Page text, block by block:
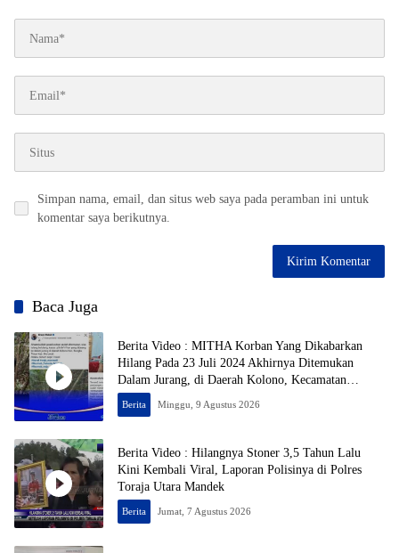
Simpan nama, email, dan situs web saya pada peramban ini untuk
komentar saya berikutnya.
Baca Juga
Berita Video : MITHA Korban Yang Dikabarkan
Hilang Pada 23 Juli 2024 Akhirnya Ditemukan
Dalam Jurang, di Daerah Kolono, Kecamatan
Bungku Timur, Kabupaten Morowali, Dalam
Kondisi Tak Bernyawa
Berita Minggu, 9 Agustus 2026
Berita Video : Hilangnya Stoner 3,5 Tahun Lalu
Kini Kembali Viral, Laporan Polisinya di Polres
Toraja Utara Mandek
Berita Jumat, 7 Agustus 2026